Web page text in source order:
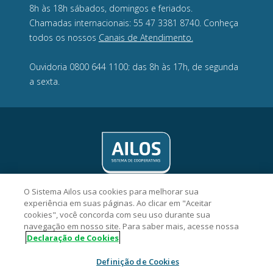
8h às 18h sábados, domingos e feriados.
Chamadas internacionais: 55 47 3381 8740. Conheça
todos os nossos Canais de Atendimento.
Ouvidoria 0800 644 1100: das 8h às 17h, de segunda
a sexta.
Crevisc Cooperativa de Crédito - CNPJ 10.143.743/0001-74
Rua Antônio Zimmermann, 214, Centro, CEP 89270-000,
2026 Sistema Ailos. Todos os direitos reservados.
O Sistema Ailos usa cookies para melhorar sua
experiência em suas páginas. Ao clicar em "Aceitar
cookies", você concorda com seu uso durante sua
navegação em nosso site. Para saber mais, acesse nossa
Declaração de Cookies
Definição de Cookies